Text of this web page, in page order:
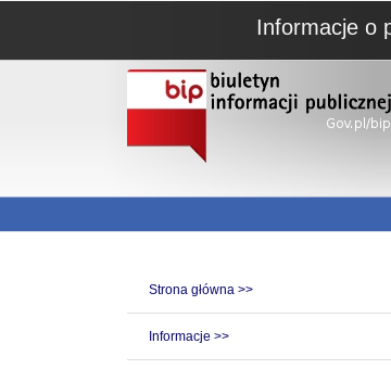
Strona główna >>
Informacje >>
Informacje o